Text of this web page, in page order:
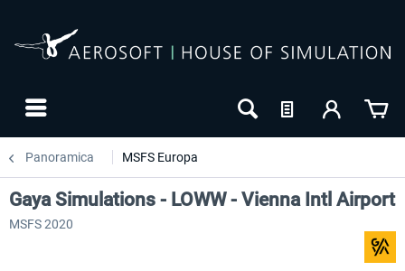
Panoramica MSFS Europa
Gaya Simulations - LOWW - Vienna Intl Airport
MSFS 2020